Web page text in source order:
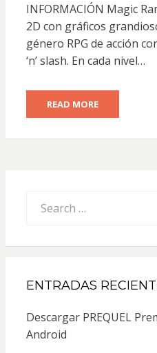
INFORMACIÓN Magic
2D con gráficos
género RPG de acción
‘n’ slash. En cada nivel…
READ MORE
for:
ENTRADAS
Descargar PREQUEL
Android